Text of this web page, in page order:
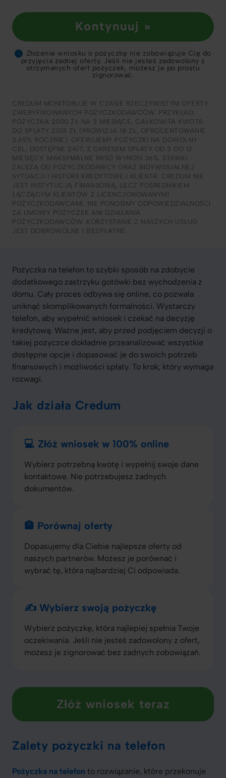
Kontynuuj »
i
Złożenie wniosku o pożyczkę nie zobowiązuje Cię do
przyjęcia żadnej oferty. Jeśli nie jesteś zadowolony z
otrzymanych ofert pożyczek, możesz je po prostu
zignorować.
CREDUM MONITORUJE W CZASIE RZECZYWISTYM OFERTY
ZWERYFIKOWANYCH POŻYCZKODAWCÓW. PRZYKŁAD:
POŻYCZKA 2000 ZŁ NA 3 MIESIĄCE, CAŁKOWITA KWOTA
DO SPŁATY 2018 ZŁ (PROWIZJA 18 ZŁ, OPROCENTOWANIE
3,65% ROCZNIE). OFERUJEMY POŻYCZKI NA DOWOLNY
CEL, DOSTĘPNE 24/7, Z OKRESEM SPŁATY OD 3 DO 12
MIESIĘCY. MAKSYMALNE RRSO WYNOSI 36%. STAWKI
ZALEŻĄ OD POŻYCZKODAWCY ORAZ INDYWIDUALNEJ
SYTUACJI I HISTORII KREDYTOWEJ KLIENTA. CREDUM NIE
JEST INSTYTUCJĄ FINANSOWĄ, LECZ POŚREDNIKIEM
ŁĄCZĄCYM KLIENTÓW Z LICENCJONOWANYMI
POŻYCZKODAWCAMI. NIE PONOSIMY ODPOWIEDZIALNOŚCI
ZA UMOWY POŻYCZEK ANI DZIAŁANIA
POŻYCZKODAWCÓW. KORZYSTANIE Z NASZYCH USŁUG
JEST DOBROWOLNE I BEZPŁATNE.
Pożyczka na telefon to szybki sposób na zdobycie
dodatkowego zastrzyku gotówki bez wychodzenia z
domu. Cały proces odbywa się online, co pozwala
uniknąć skomplikowanych formalności. Wystarczy
telefon, aby wypełnić wniosek i czekać na decyzję
kredytową. Ważne jest, aby przed podjęciem decyzji o
takiej pożyczce dokładnie przeanalizować wszystkie
dostępne opcje i dopasować je do swoich potrzeb
finansowych i możliwości spłaty. To krok, który wymaga
rozwagi.
Jak działa Credum
💻 Złóż wniosek w 100% online
Wybierz potrzebną kwotę i wypełnij swoje dane
kontaktowe. Nie potrzebujesz żadnych
dokumentów.
🏦 Porównaj oferty
Dopasujemy dla Ciebie najlepsze oferty od
naszych partnerów. Możesz je porównać i
wybrać tę, która najbardziej Ci odpowiada.
✍️ Wybierz swoją pożyczkę
Wybierz pożyczkę, która najlepiej spełnia Twoje
oczekiwania. Jeśli nie jesteś zadowolony z ofert,
możesz je zignorować bez żadnych zobowiązań.
Złóż wniosek teraz
Zalety pożyczki na telefon
Pożyczka na telefon to rozwiązanie, które przekonuje